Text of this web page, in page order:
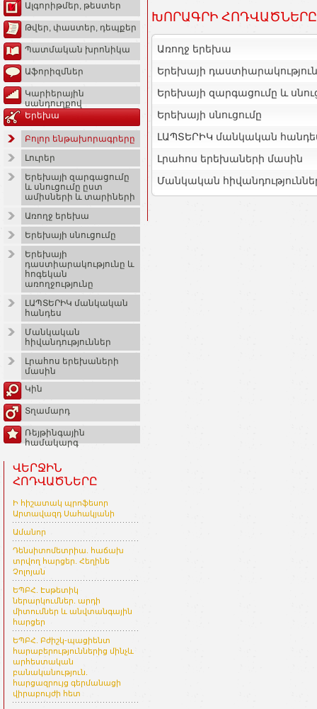
Ալգորիթմեր, թեստեր
Թվեր, փաստեր, դեպքեր
Պատմական խրոնիկա
Աֆորիզմներ
Կարիերային
սանդուղքով
Երեխա
Բոլոր ենթախորագրերը
Լուրեր
Երեխայի զարգացումը
և սնուցումը ըստ
ամիսների և տարիների
Առողջ երեխա
Երեխայի սնուցումը
Երեխայի
դաստիարակությունը և
հոգեկան
առողջությունը
ԼԱՊՏԵՐԻԿ մանկական
հանդես
Մանկական
հիվանդություններ
Լրահոս երեխաների
մասին
Կին
Տղամարդ
Ռեյթինգային
համակարգ
ՎԵՐՋԻՆ
ՀՈԴՎԱԾՆԵՐԸ
Ի հիշատակ պրոֆեսոր
Արտավազդ Սահակյանի
Ամանոր
Դենսիտոմետրիա. հաճախ
տրվող հարցեր. Հեղինե
Չոլոյան
ԵՊԲՀ. Էսթետիկ
ներարկումներ. արդի
միտումներ և անվտանգային
հարցեր
ԵՊԲՀ. Բժիշկ-պացիենտ
հարաբերություններից մինչև
արհեստական
բանականություն.
հարցազրույց գերմանացի
վիրաբույժի հետ
ԽՈՐԱԳՐԻ ՀՈԴՎԱԾՆԵՐԸ
Առողջ երեխա
Երեխայի
Երեխայի զարգացումը և
Երեխայի սնուցումը
ԼԱՊՏԵՐԻԿ մանկական
Լրահոս երեխաների մասին
Մանկական